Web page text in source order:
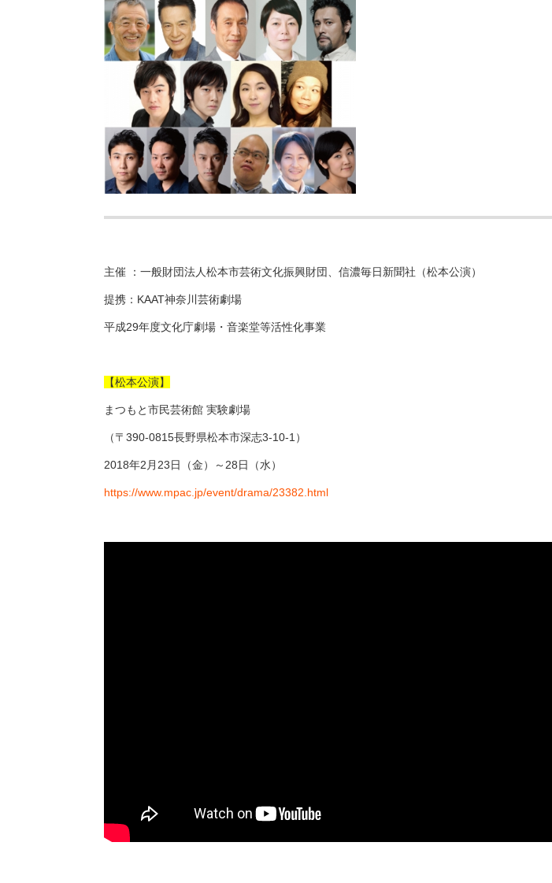
主催 ：一般財団法人松本市芸術文化振興財団、信濃毎日新聞社（松本公演）
提携：KAAT神奈川芸術劇場
平成29年度文化庁劇場・音楽堂等活性化事業
【松本公演】
まつもと市民芸術館 実験劇場
（〒390-0815長野県松本市深志3-10-1）
2018年2月23日（金）～28日（水）
https://www.mpac.jp/event/drama/23382.html